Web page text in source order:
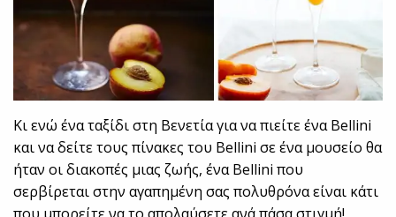
Κι ενώ ένα ταξίδι στη Βενετία για να πιείτε ένα Bellini
και να δείτε τους πίνακες του Bellini σε ένα μουσείο θα
ήταν οι διακοπές μιας ζωής, ένα Bellini που
σερβίρεται στην αγαπημένη σας πολυθρόνα είναι κάτι